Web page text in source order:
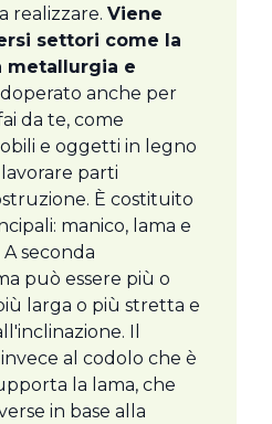
realizzare. Viene
settori come la
metallurgia e
anche per
da te, come
e oggetti in legno
parti
È costituito
manico, lama e
seconda
può essere più o
larga o più stretta e
Il
al codolo che è
la lama, che
in base alla